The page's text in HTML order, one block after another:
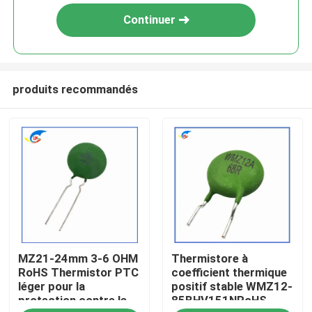
À la maison
Produits
vidéo
Continuer
produits recommandés
MZ21-24mm 3-6 OHM
RoHS Thermistor PTC
léger pour la
protection contre le
Thermistore à
coefficient thermique
positif stable WMZ12-
85BHV151NRoHS